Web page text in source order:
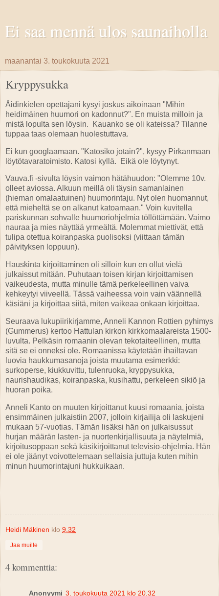
Ei saa mennä ulos saunaiholla
maanantai 3. toukokuuta 2021
Kryppysukka
Äidinkielen opettajani kysyi joskus aikoinaan "Mihin
heidimäinen huumori on kadonnut?". En muista milloin ja
mistä lopulta sen löysin. Kauanko se oli kateissa? Tilanne
tuppaa taas olemaan huolestuttava.
Ei kun googlaamaan. "Katosiko jotain?", kysyy Pirkanmaan
löytötavaratoimisto. Katosi kyllä. Eikä ole löytynyt.
Vauva.fi -sivulta löysin vaimon hätähuudon: "Olemme 10v.
olleet aviossa. Alkuun meillä oli täysin samanlainen
(hieman omalaatuinen) huumorintaju. Nyt olen huomannut,
että mieheltä se on alkanut katoamaan." Voin kuvitella
pariskunnan sohvalle huumoriohjelmia töllöttämään. Vaimo
nauraa ja mies näyttää yrmeältä. Molemmat miettivät, että
tulipa otettua koiranpaska puolisoksi (viittaan tämän
päivityksen loppuun).
Hauskinta kirjoittaminen oli silloin kun en ollut vielä
julkaissut mitään. Puhutaan toisen kirjan kirjoittamisen
vaikeudesta, mutta minulle tämä perkeleellinen vaiva
kehkeytyi viiveellä. Tässä vaiheessa voin vain väännellä
käsiäni ja kirjoittaa siitä, miten vaikeaa onkaan kirjoittaa.
Seuraava lukupiirikirjamme, Anneli Kannon Rottien pyhimys
(Gummerus) kertoo Hattulan kirkon kirkkomaalareista 1500-
luvulta. Pelkäsin romaanin olevan tekotaiteellinen, mutta
sitä se ei onneksi ole. Romaanissa käytetään ihailtavan
luovia haukkumasanoja joista muutama esimerkki:
surkoperse, kiukkuvittu, tulenruoka, kryppysukka,
naurishaudikas, koiranpaska, kusihattu, perkeleen sikiö ja
huoran poika.
Anneli Kanto on muuten kirjoittanut kuusi romaania, joista
ensimmäinen julkaistiin 2007, jolloin kirjailija oli laskujeni
mukaan 57-vuotias. Tämän lisäksi hän on julkaisussut
hurjan määrän lasten- ja nuortenkirjallisuuta ja näytelmiä,
kirjoitusoppaan sekä käsikirjoittanut televisio-ohjelmia. Hän
ei ole jäänyt voivottelemaan sellaisia juttuja kuten mihin
minun huumorintajuni hukkuikaan.
Heidi Mäkinen klo 9.32
Jaa muille
4 kommenttia:
Anonyymi 3. toukokuuta 2021 klo 20.32